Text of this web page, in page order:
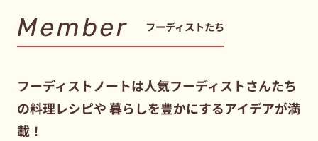
Member フーディストたち
フーディストノートは人気フーディストさんたち
の料理レシピや暮らしを豊かにするアイデアが満
載！